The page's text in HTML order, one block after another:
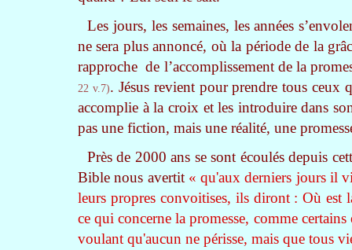
Les jours, les semaines, les années
ne sera plus annoncé, où la période de la
rapproche de l’accomplissement de la
22 v.7). Jésus revient pour prendre tous
accomplie à la croix et les introduire dans
pas une fiction, mais une réalité, une
Près de 2000 ans se sont écoulés depuis
Bible nous avertit « qu'aux derniers jours il
leurs propres convoitises, ils diront : Où est
ce qui concerne la promesse, comme
voulant qu'aucun ne périsse, mais que tous